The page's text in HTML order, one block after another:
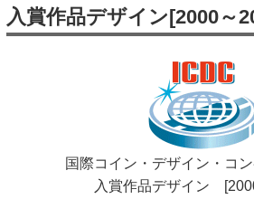
造幣事業を知る
造幣局製品を買う
入賞作品デザイン[2000～
国際コイン・デザイン・コ
入賞作品デザイン